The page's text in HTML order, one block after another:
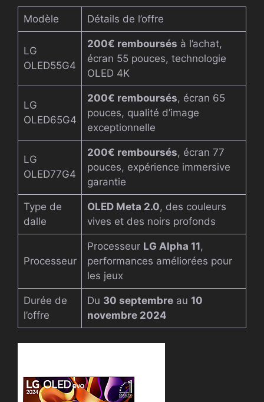
Modèle Détails de l’offre
LG
OLED55G4
200€ remboursés à l’achat,
écran 55 pouces, technologie
OLED 4K
LG
OLED65G4
200€ remboursés, écran 65
pouces, qualité d’image
exceptionnelle
LG
OLED77G4
200€ remboursés, écran 77
pouces, expérience immersive
garantie
Type de
dalle
OLED Meta 2.0, des couleurs
vives et des noirs profonds
Processeur
Processeur LG Alpha 11,
performances améliorées pour
les jeux
Durée de
l’offre
Du 30 septembreau 10
novembre 2024